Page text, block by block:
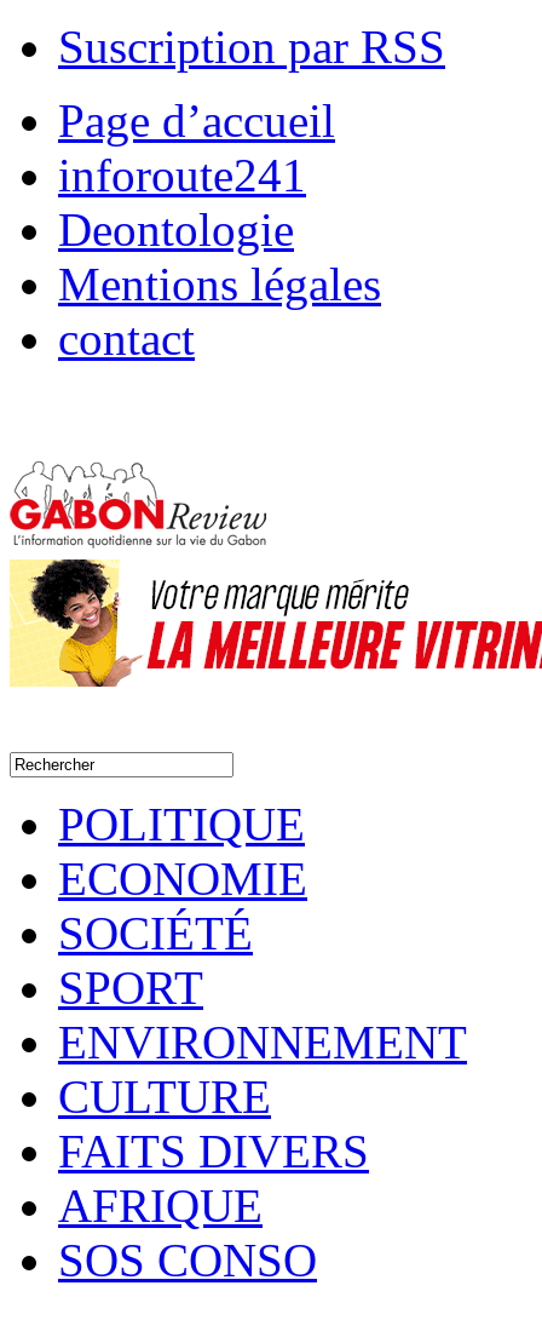
Suscription par RSS
Page d’accueil
inforoute241
Deontologie
Mentions légales
contact
POLITIQUE
ECONOMIE
SOCIÉTÉ
SPORT
ENVIRONNEMENT
CULTURE
FAITS DIVERS
AFRIQUE
SOS CONSO